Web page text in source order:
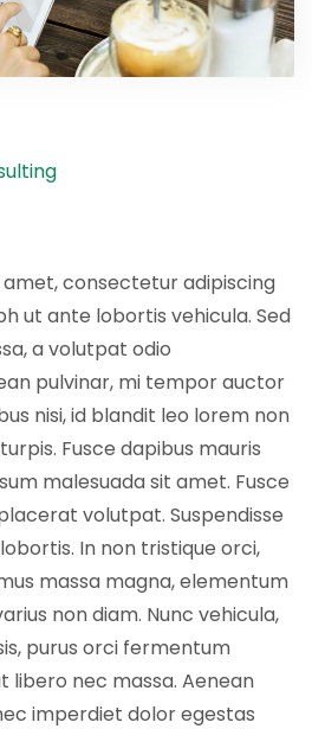
consectetur adipiscing
ut ante lobortis vehicula. Sed
a volutpat odio
pulvinar, mi tempor auctor
nisi, id blandit leo lorem non
Fusce dapibus mauris
malesuada sit amet. Fusce
volutpat. Suspendisse
In non tristique orci,
massa magna, elementum
non diam. Nunc vehicula,
purus orci fermentum
libero nec massa. Aenean
imperdiet dolor egestas